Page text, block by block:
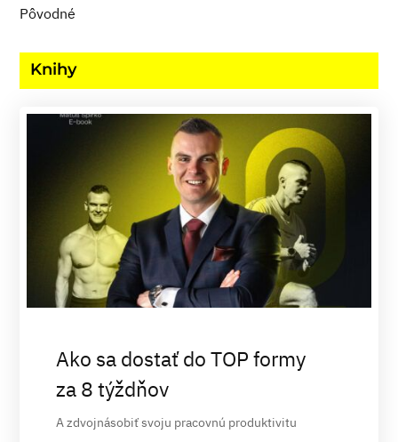
Pôvodné
Knihy
Ako sa dostať do TOP formy
za 8 týždňov
A zdvojnásobiť svoju pracovnú produktivitu